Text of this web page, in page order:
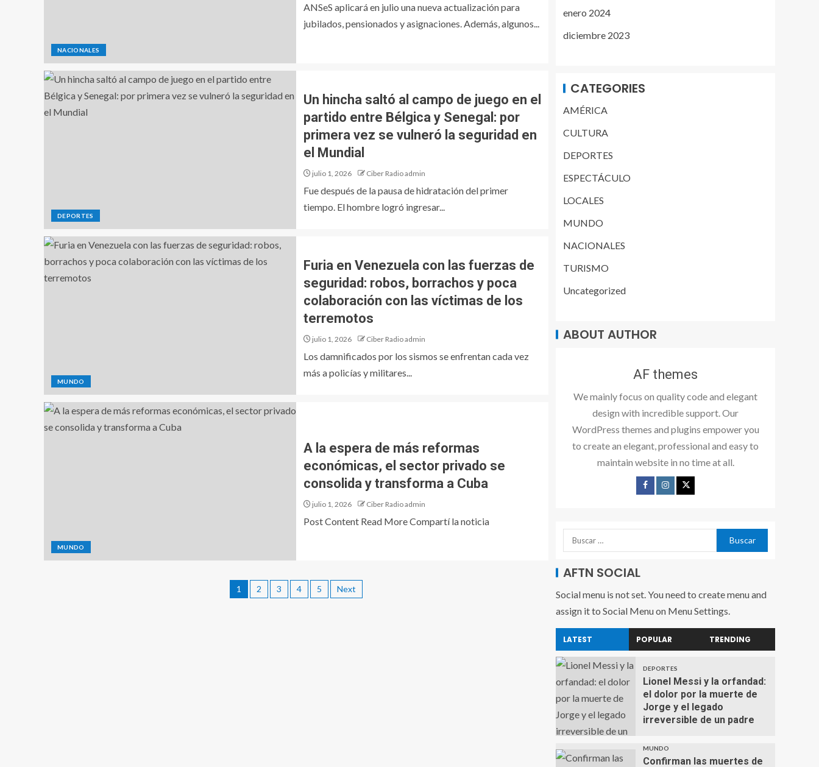
NACIONALES
ANSeS aplicará en julio una nueva actualización para
jubilados, pensionados y asignaciones. Además, algunos...
DEPORTES
Un hincha saltó al campo de juego en el
partido entre Bélgica y Senegal: por
primera vez se vulneró la seguridad en
el Mundial
julio 1, 2026 Ciber Radio admin
Fue después de la pausa de hidratación del primer
tiempo. El hombre logró ingresar...
MUNDO
Furia en Venezuela con las fuerzas de
seguridad: robos, borrachos y poca
colaboración con las víctimas de los
terremotos
julio 1, 2026 Ciber Radio admin
Los damnificados por los sismos se enfrentan cada vez
más a policías y militares...
MUNDO
A la espera de más reformas
económicas, el sector privado se
consolida y transforma a Cuba
julio 1, 2026 Ciber Radio admin
Post Content Read More Compartí la noticia
1 2 3 4 5 Next
enero 2024
diciembre 2023
CATEGORIES
AMÉRICA
CULTURA
DEPORTES
ESPECTÁCULO
LOCALES
MUNDO
NACIONALES
TURISMO
Uncategorized
ABOUT AUTHOR
AF themes
We mainly focus on quality code and elegant
design with incredible support. Our
WordPress themes and plugins empower you
to create an elegant, professional and easy to
maintain website in no time at all.
AFTN SOCIAL
Social menu is not set. You need to create menu and
assign it to Social Menu on Menu Settings.
LATEST POPULAR TRENDING
DEPORTES
Lionel Messi y la orfandad:
el dolor por la muerte de
Jorge y el legado
irreversible de un padre
MUNDO
Confirman las muertes de